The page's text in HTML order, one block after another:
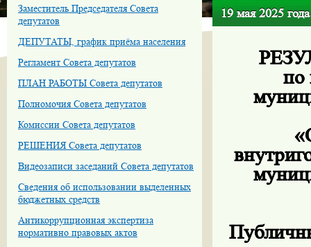
Заместитель Председателя Совета
депутатов
ДЕПУТАТЫ, график приёма населения
Регламент Совета депутатов
ПЛАН РАБОТЫ Совета депутатов
Полномочия Совета депутатов
Комиссии Совета депутатов
РЕШЕНИЯ Совета депутатов
Видеозаписи заседаний Совета депутатов
Сведения об использовании выделенных
бюджетных средств
Антикоррупционная экспертиза
нормативно правовых актов
19 мая 2025 года
по